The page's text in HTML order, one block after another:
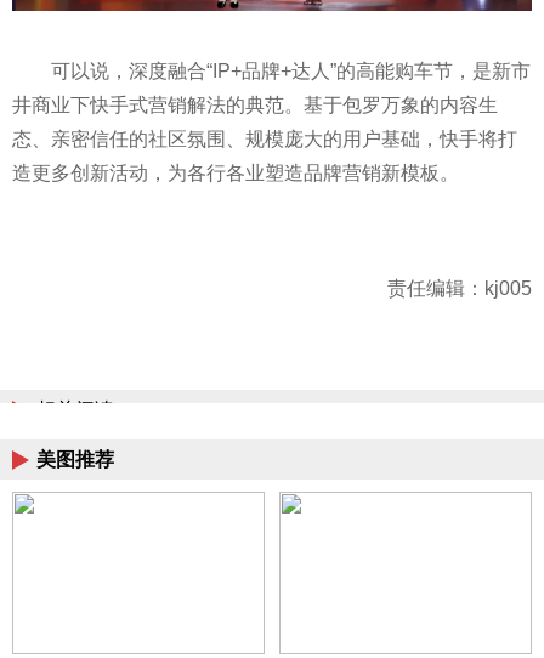
可以说，深度融合“IP+品牌+达人”的高能购车节，是新市
井商业下快手式营销解法的典范。基于包罗万象的内容生
态、亲密信任的社区氛围、规模庞大的用户基础，快手将打
造更多创新活动，为各行各业塑造品牌营销新模板。
责任编辑：kj005
相关阅读
美图推荐